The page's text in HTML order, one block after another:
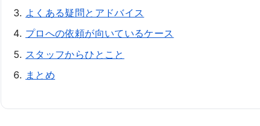
よくある疑問とアドバイス
プロへの依頼が向いているケース
スタッフからひとこと
まとめ